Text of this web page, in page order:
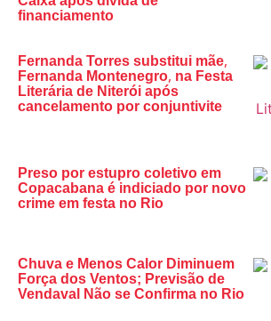
financiamento
Fernanda Torres substitui mãe,
Fernanda Montenegro, na Festa
Literária de Niterói após
cancelamento por conjuntivite
Preso por estupro coletivo em
Copacabana é indiciado por novo
crime em festa no Rio
Chuva e Menos Calor Diminuem
Força dos Ventos; Previsão de
Vendaval Não se Confirma no Rio